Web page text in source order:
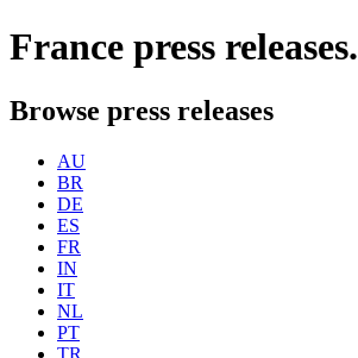
France press releases.
Browse press releases
AU
BR
DE
ES
FR
IN
IT
NL
PT
TR